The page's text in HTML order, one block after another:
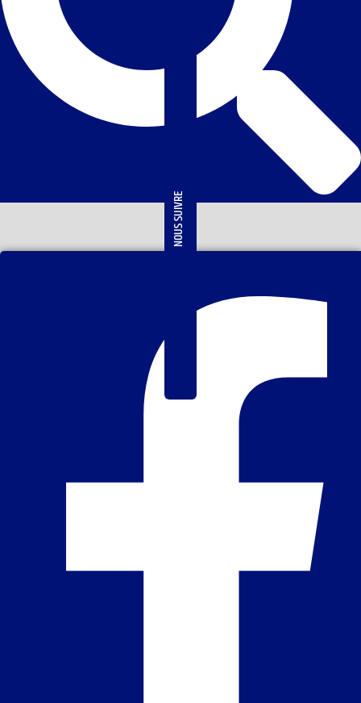
NOUS SUIVRE